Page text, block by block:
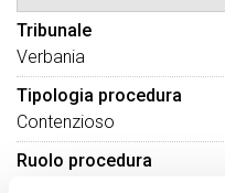
Tribunale
Verbania
Tipologia procedura
Contenzioso
Ruolo procedura